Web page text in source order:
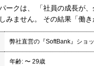
ークは、 「社員の成長が
みません。 その結果「働
弊社直営の『SoftBank』ショ
年齢: 〜 29歳